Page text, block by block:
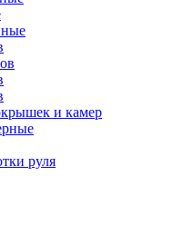
и камер
руля